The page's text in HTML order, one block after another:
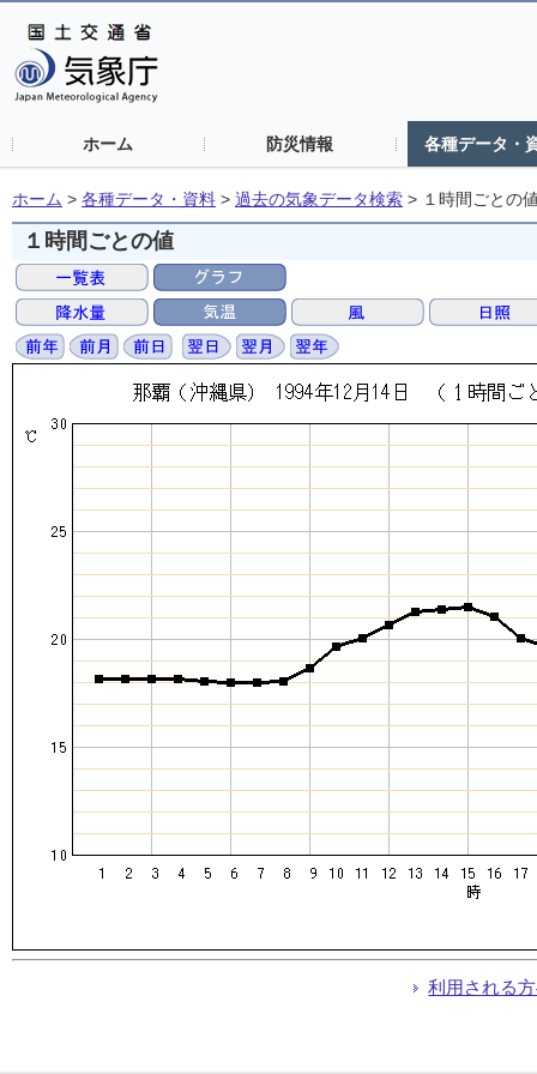
ホーム 防災情報 各種データ・
ホーム > 各種データ・資料 > 過去の気象データ検索 > １時間ごとの
１時間ごとの値
利用される